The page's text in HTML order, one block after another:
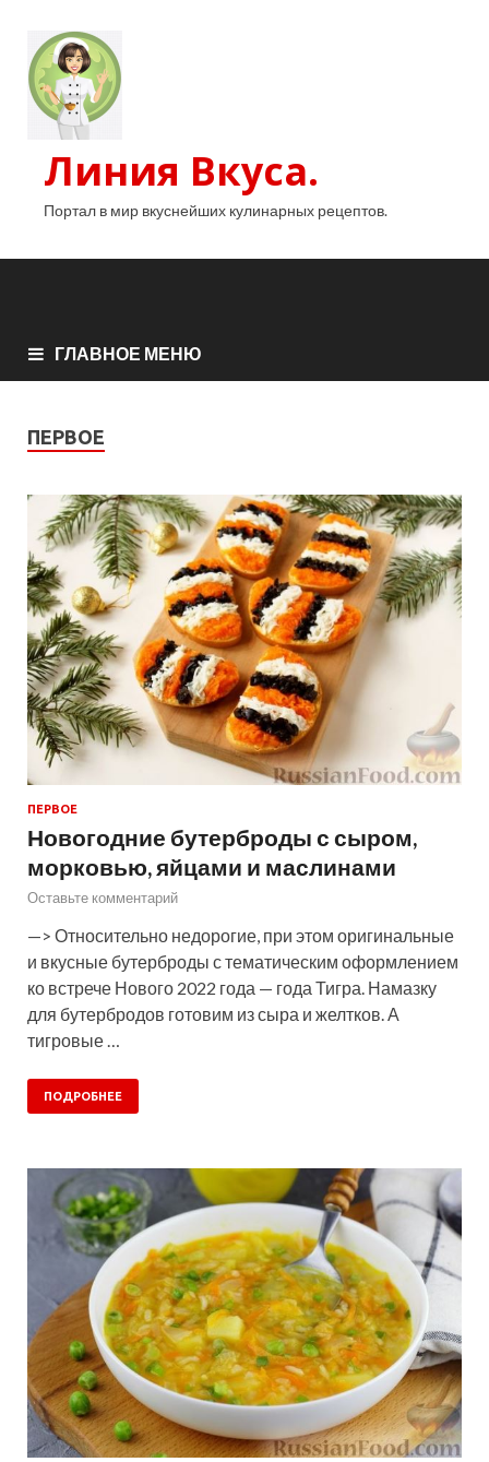
Линия Вкуса.
Портал в мир вкуснейших кулинарных рецептов.
ГЛАВНОЕ МЕНЮ
ПЕРВОЕ
ПЕРВОЕ
Новогодние бутерброды с сыром,
морковью, яйцами и маслинами
Оставьте комментарий
—> Относительно недорогие, при этом оригинальные
и вкусные бутерброды с тематическим оформлением
ко встрече Нового 2022 года — года Тигра. Намазку
для бутербродов готовим из сыра и желтков. А
тигровые …
ПОДРОБНЕЕ